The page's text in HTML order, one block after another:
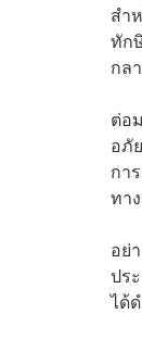
สำ
ทัก
กล
ต่อ
อภั
กา
ทา
อย่
ปร
ได้